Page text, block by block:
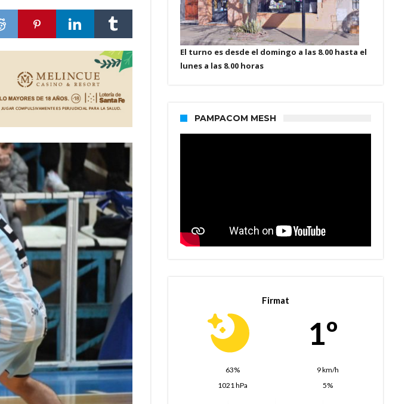
El turno es desde el domingo a las 8.00 hasta el
lunes a las 8.00 horas
PAMPACOM MESH
Firmat
1º
63%
9 km/h
1021 hPa
5%